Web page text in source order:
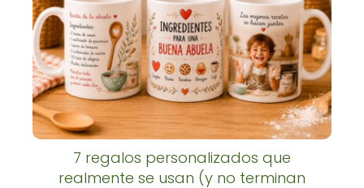
7 regalos personalizados que
realmente se usan (y no terminan